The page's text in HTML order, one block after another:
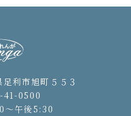
利市旭町５５３
0500
〜午後5:30